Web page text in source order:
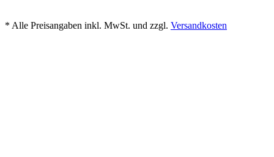
* Alle Preisangaben inkl. MwSt. und zzgl. Versandkosten